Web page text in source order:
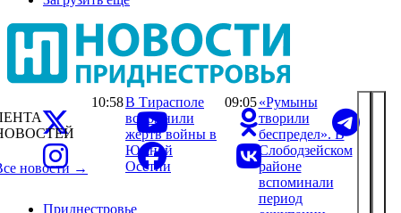
Приднестровье
новости →
10:58В Тирасполе
вспомнили
жертв войны в
Южной
Осетии
09:05 «Румыны
творили
беспредел». В
Слободзейском
районе
вспоминали
период